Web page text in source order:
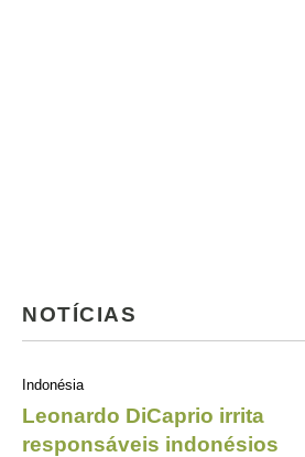
NOTÍCIAS
Indonésia
Leonardo DiCaprio irrita
responsáveis indonésios